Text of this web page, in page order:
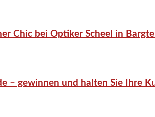
Chic bei Optiker Scheel in
– gewinnen und halten Sie Ihre